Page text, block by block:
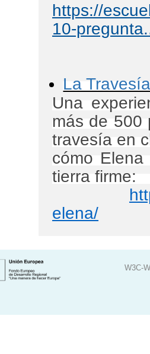
https://
10-
La
Una
más de 500
travesía en
cómo
tierra
elena/
W3C-